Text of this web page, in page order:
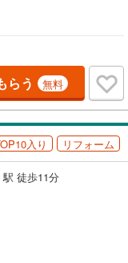
らう 無料
入り リフォーム
徒歩11分
(0)
(0)